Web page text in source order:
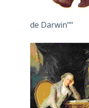
de Darwin""